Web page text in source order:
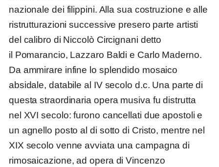
nazionale dei filippini. Alla sua costruzione e alle
ristrutturazioni successive presero parte artisti
del calibro di Niccolò Circignani detto
il Pomarancio, Lazzaro Baldi e Carlo Maderno.
Da ammirare infine lo splendido mosaico
absidale, databile al IV secolo d.c. Una parte di
questa straordinaria opera musiva fu distrutta
nel XVI secolo: furono cancellati due apostoli e
un agnello posto al di sotto di Cristo, mentre nel
XIX secolo venne avviata una campagna di
rimosaicazione, ad opera di Vincenzo